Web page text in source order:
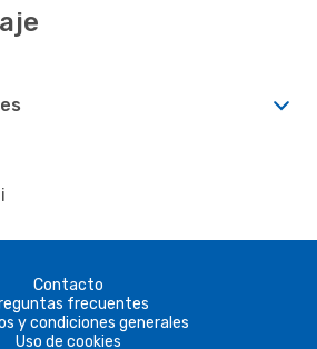
Contacto
frecuentes
y condiciones generales
Uso de cookies